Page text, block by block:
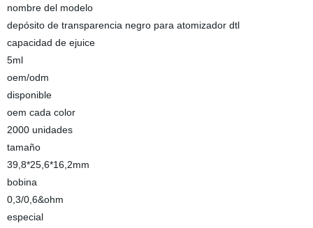
nombre del modelo
depósito de transparencia negro para atomizador dtl
capacidad de ejuice
5ml
oem/odm
disponible
oem cada color
2000 unidades
tamaño
39,8*25,6*16,2mm
bobina
0,3/0,6&ohm
especial